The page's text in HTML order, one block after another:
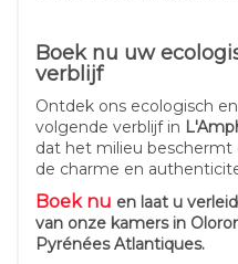
Boek nu uw
verblijf
Ontdek ons ecologisch
volgende verblijf in
dat het milieu
de charme en
Boek nu en laat u
van onze kamers in
Pyrénées Atlantiques.